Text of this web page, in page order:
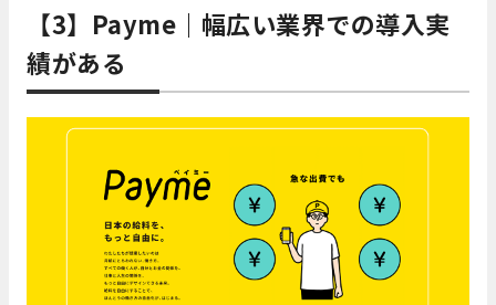
【3】Payme｜幅広い業界での導入実
績がある